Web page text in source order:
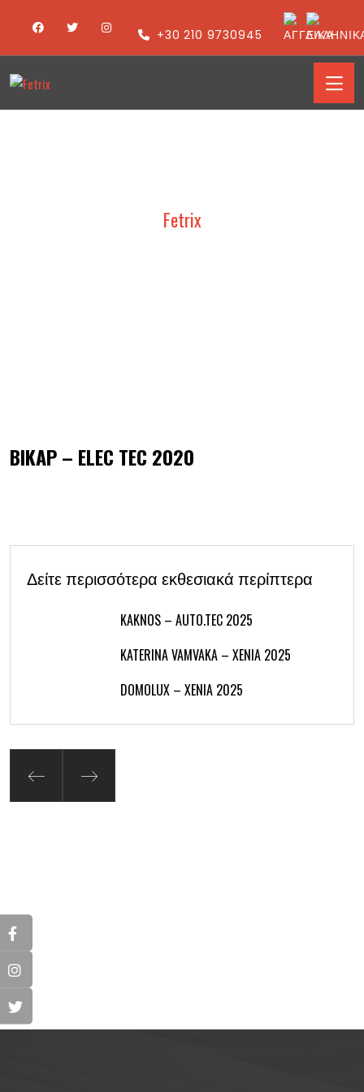
+30 210 9730945
Fetrix
BIKAP – ELEC TEC 2020
Δείτε περισσότερα εκθεσιακά περίπτερα
KAKNOS – AUTO.TEC 2025
KATERINA VAMVAKA – XENIA 2025
DOMOLUX – XENIA 2025